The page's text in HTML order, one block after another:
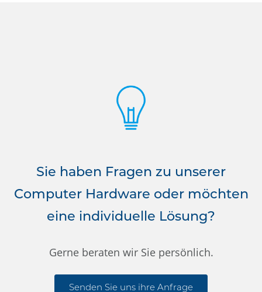
Sie haben Fragen zu unserer
Computer Hardware oder möchten
eine individuelle Lösung?
Gerne beraten wir Sie persönlich.
Senden Sie uns ihre Anfrage